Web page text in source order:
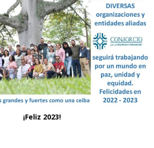
¡Feliz 2023!